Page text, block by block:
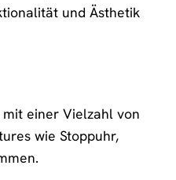
und Ästhetik
mit einer Vielzahl von
wie Stoppuhr,